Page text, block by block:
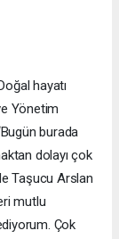
hayatı
Yönetim
burada
dolayı çok
Taşucu Arslan
mutlu
Çok